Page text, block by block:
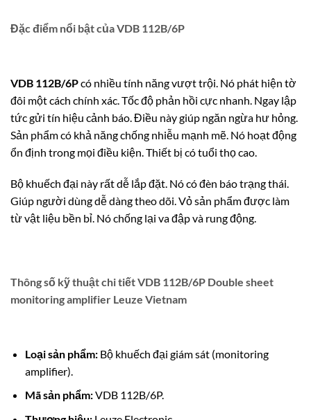
Đặc điểm nổi bật của VDB 112B/6P
VDB 112B/6Pcó nhiều tính năng vượt trội. Nó phát hiện tờ
đôi một cách chính xác. Tốc độ phản hồi cực nhanh. Ngay lập
tức gửi tín hiệu cảnh báo. Điều này giúp ngăn ngừa hư hỏng.
Sản phẩm có khả năng chống nhiễu mạnh mẽ. Nó hoạt động
ổn định trong mọi điều kiện. Thiết bị có tuổi thọ cao.
Bộ khuếch đại này rất dễ lắp đặt. Nó có đèn báo trạng thái.
Giúp người dùng dễ dàng theo dõi. Vỏ sản phẩm được làm
từ vật liệu bền bỉ. Nó chống lại va đập và rung động.
Thông số kỹ thuật chi tiết VDB 112B/6P Double sheet
monitoring amplifier Leuze Vietnam
Loại sản phẩm:Bộ khuếch đại giám sát (monitoring
amplifier).
Mã sản phẩm:VDB 112B/6P.